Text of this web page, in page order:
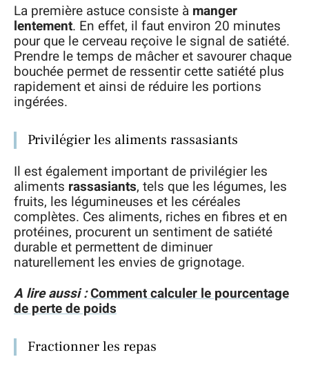
La première astuce consiste à manger
lentement. En effet, il faut environ 20 minutes
pour que le cerveau reçoive le signal de satiété.
Prendre le temps de mâcher et savourer chaque
bouchée permet de ressentir cette satiété plus
rapidement et ainsi de réduire les portions
ingérées.
Privilégier les aliments rassasiants
Il est également important de privilégier les
aliments rassasiants, tels que les légumes, les
fruits, les légumineuses et les céréales
complètes. Ces aliments, riches en fibres et en
protéines, procurent un sentiment de satiété
durable et permettent de diminuer
naturellement les envies de grignotage.
A lire aussi :Comment calculer le pourcentage
de perte de poids
Fractionner les repas